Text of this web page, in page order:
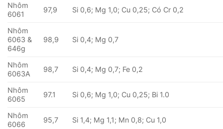
Nhôm
6061
97,9 Si 0,6; Mg 1,0; Cu 0,25; Có Cr 0,2
Nhôm
6063 &
646g
98,9 Si 0,4; Mg 0,7
Nhôm
6063A
98,7 Si 0,4; Mg 0,7; Fe 0,2
Nhôm
6065
97.1 Si 0,6; Mg 1,0; Cu 0,25; Bi 1.0
Nhôm
6066
95,7 Si 1,4; Mg 1,1; Mn 0,8; Cu 1,0